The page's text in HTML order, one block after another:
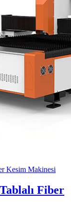
Kesim Makinesi
Fiber